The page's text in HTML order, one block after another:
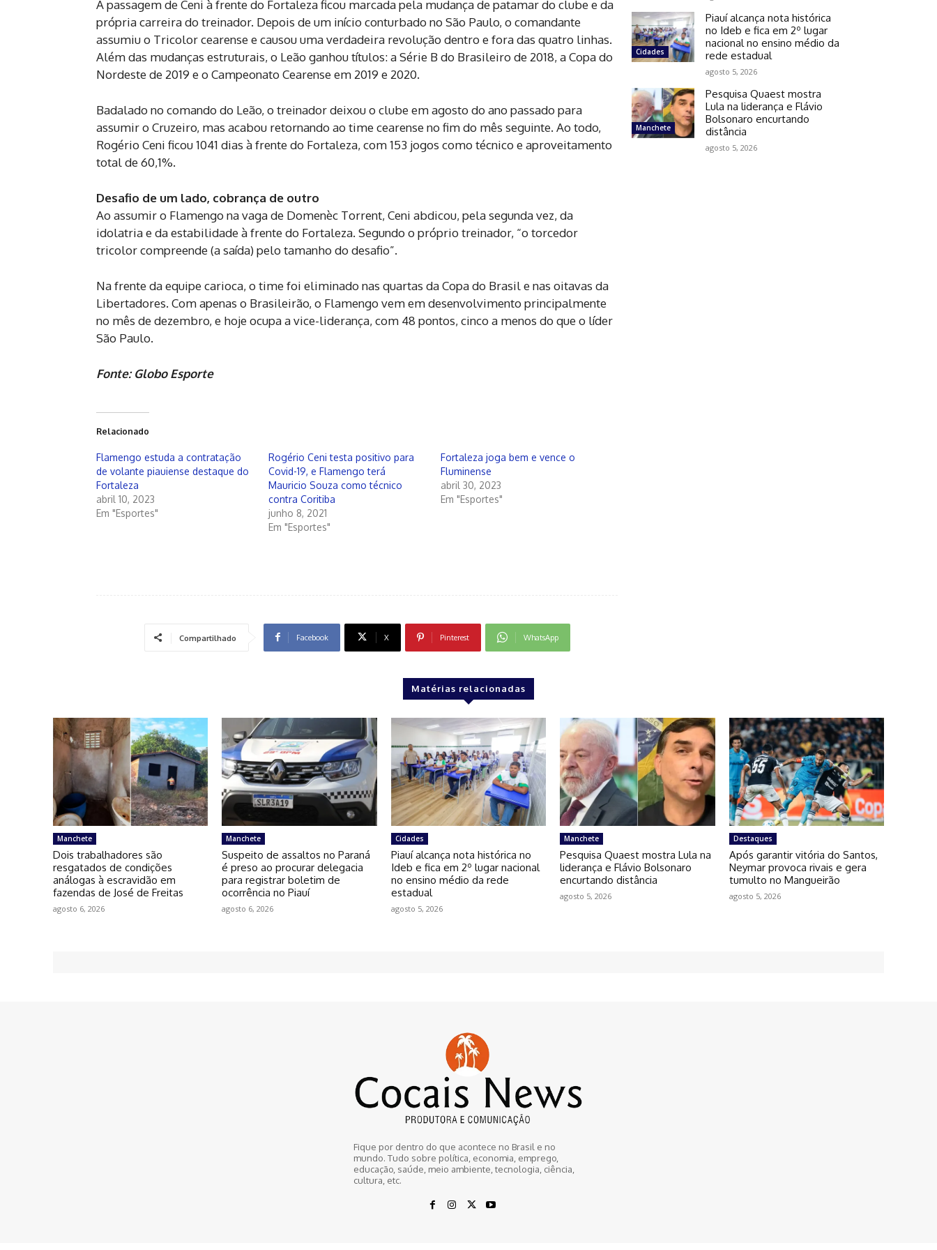
A passagem de Ceni à frente do Fortaleza ficou marcada pela mudança de patamar do clube e da
própria carreira do treinador. Depois de um início conturbado no São Paulo, o comandante
assumiu o Tricolor cearense e causou uma verdadeira revolução dentro e fora das quatro linhas.
Além das mudanças estruturais, o Leão ganhou títulos: a Série B do Brasileiro de 2018, a Copa do
Nordeste de 2019 e o Campeonato Cearense em 2019 e 2020.
Badalado no comando do Leão, o treinador deixou o clube em agosto do ano passado para
assumir o Cruzeiro, mas acabou retornando ao time cearense no fim do mês seguinte. Ao todo,
Rogério Ceni ficou 1041 dias à frente do Fortaleza, com 153 jogos como técnico e aproveitamento
total de 60,1%.
Desafio de um lado, cobrança de outro
Ao assumir o Flamengo na vaga de Domenèc Torrent, Ceni abdicou, pela segunda vez, da
idolatria e da estabilidade à frente do Fortaleza. Segundo o próprio treinador, “o torcedor
tricolor compreende (a saída) pelo tamanho do desafio”.
Na frente da equipe carioca, o time foi eliminado nas quartas da Copa do Brasil e nas oitavas da
Libertadores. Com apenas o Brasileirão, o Flamengo vem em desenvolvimento principalmente
no mês de dezembro, e hoje ocupa a vice-liderança, com 48 pontos, cinco a menos do que o líder
São Paulo.
Fonte: Globo Esporte
Relacionado
Flamengo estuda a contratação
de volante piauiense destaque do
Fortaleza
abril 10, 2023
Em "Esportes"
Rogério Ceni testa positivo para
Covid-19, e Flamengo terá
Mauricio Souza como técnico
contra Coritiba
junho 8, 2021
Em "Esportes"
Fortaleza joga bem e vence o
Fluminense
abril 30, 2023
Em "Esportes"
Compartilhado Facebook X Pinterest WhatsApp
Cidades
Piauí alcança nota histórica
no Ideb e fica em 2º lugar
nacional no ensino médio da
rede estadual
agosto 5, 2026
Manchete
Pesquisa Quaest mostra
Lula na liderança e Flávio
Bolsonaro encurtando
distância
agosto 5, 2026
Matérias relacionadas
Manchete
Dois trabalhadores são
resgatados de condições
análogas à escravidão em
fazendas de José de Freitas
agosto 6, 2026
Manchete
Suspeito de assaltos no Paraná
é preso ao procurar delegacia
para registrar boletim de
ocorrência no Piauí
agosto 6, 2026
Cidades
Piauí alcança nota histórica no
Ideb e fica em 2º lugar nacional
no ensino médio da rede
estadual
agosto 5, 2026
Manchete
Pesquisa Quaest mostra Lula na
liderança e Flávio Bolsonaro
encurtando distância
agosto 5, 2026
Destaques
Após garantir vitória do Santos,
Neymar provoca rivais e gera
tumulto no Mangueirão
agosto 5, 2026
Fique por dentro do que acontece no Brasil e no
mundo. Tudo sobre política, economia, emprego,
educação, saúde, meio ambiente, tecnologia, ciência,
cultura, etc.